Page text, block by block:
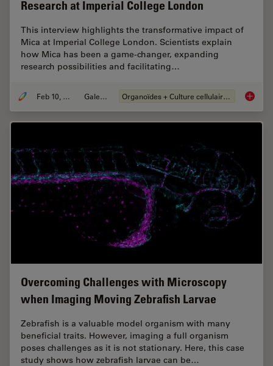
Research at Imperial College London
This interview highlights the transformative impact of
Mica at Imperial College London. Scientists explain
how Mica has been a game-changer, expanding
research possibilities and facilitating…
Feb 10, 2025 Galeries Organoïdes + Culture cellulaire en 3D Mica: A
Overcoming Challenges with Microscopy
when Imaging Moving Zebrafish Larvae
Zebrafish is a valuable model organism with many
beneficial traits. However, imaging a full organism
poses challenges as it is not stationary. Here, this case
study shows how zebrafish larvae can be…